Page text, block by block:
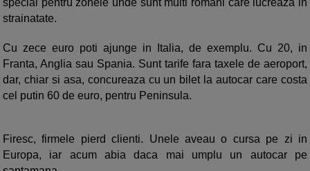
strainatate.
Cu zece euro poti ajunge in Italia, de exemplu. Cu 20, in
Franta, Anglia sau Spania. Sunt tarife fara taxele de aeroport,
dar, chiar si asa, concureaza cu un bilet la autocar care costa
cel putin 60 de euro, pentru Peninsula.
Firesc, firmele pierd clienti. Unele aveau o cursa pe zi in
Europa, iar acum abia daca mai umplu un autocar pe